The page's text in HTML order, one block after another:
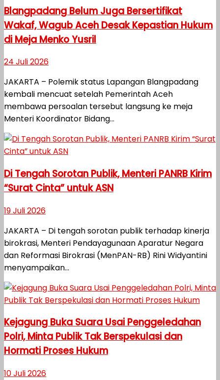
Blangpadang Belum Juga Bersertifikat
Wakaf, Wagub Aceh Desak Kepastian Hukum
di Meja Menko Yusril
24 Juli 2026
JAKARTA – Polemik status Lapangan Blangpadang
kembali mencuat setelah Pemerintah Aceh
membawa persoalan tersebut langsung ke meja
Menteri Koordinator Bidang...
Di Tengah Sorotan Publik, Menteri PANRB Kirim
“Surat Cinta” untuk ASN
19 Juli 2026
JAKARTA – Di tengah sorotan publik terhadap kinerja
birokrasi, Menteri Pendayagunaan Aparatur Negara
dan Reformasi Birokrasi (MenPAN-RB) Rini Widyantini
menyampaikan...
Kejagung Buka Suara Usai Penggeledahan
Polri, Minta Publik Tak Berspekulasi dan
Hormati Proses Hukum
10 Juli 2026